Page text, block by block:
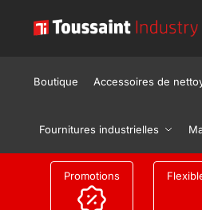
Boutique Accessoires de
Fournitures industrielles
Promotions